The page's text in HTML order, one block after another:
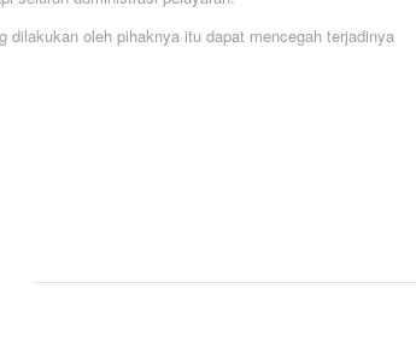
oleh pihaknya itu dapat mencegah terjadinya